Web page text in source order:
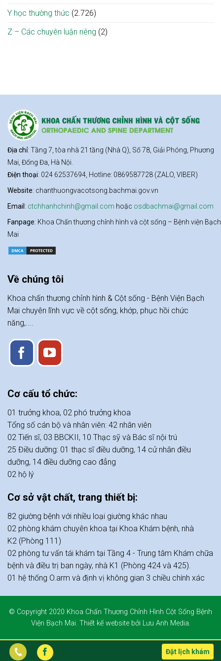
Y học thường thức (2.726)
Z – Các chuyên luận riêng (2)
Địa chỉ: Tầng 7, tòa nhà 21 tầng (Nhà Q), Số 78, Giải Phóng, Phương
Mai, Đống Đa, Hà Nội.
Điện thoại: 024 62537694, Hotline: 0869587728 (ZALO, VIBER)
Website: chanthuongvacotsong.bachmai.gov.vn
Email : ctchhanhchinh@gmail.com hoặc osdbachmai@gmail.com
Fanpage: Khoa Chấn thương chỉnh hình và cột sống – Bệnh viện Bạch
Mai
Về chúng tôi
Khoa chấn thương chỉnh hình & Cột sống - Bệnh Viện Bạch
Mai chuyên lĩnh vực về cột sống, khớp, phục hồi chức
năng,....
Cơ cấu tổ chức:
01 trưởng khoa, 02 phó trưởng khoa
Tổng số cán bộ và nhân viên: 42 nhân viên
02 Tiến sĩ, 03 BBCKII, 10 Thạc sỹ và Bác sĩ nội trú
25 Điều dưỡng: 01 thạc sĩ điều dưỡng, 14 cử nhân điều
dưỡng, 14 điều dưỡng cao đẳng
02 hộ lý
Cơ sở vật chất, trang thiết bị:
82 giường bệnh với nhiều loại giường khác nhau
02 phòng khám chuyên khoa tại Khoa Khám bệnh, nhà
K2 (Phòng 111)
02 phòng tư vấn tái khám tại Tầng 4 - Trung tâm Khám chữa
bệnh và điều trị ban ngày, nhà K1 (Phòng 424 và 425).
01 hệ thống O.arm và định vị không gian 3 chiều chính xác
© Copyright 2020 Khoa Chấn Thương Chỉnh Hình Cột Sống Bệnh
Viện Bạch Mai. Thiết kếwebsitebởi Lưu Anh Media.
Đặt lịch khám